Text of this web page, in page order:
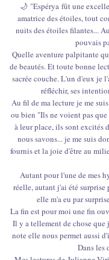
🌙 "Espérya fût une
amatrice des étoiles, tout
nuits des étoiles filantes...
pouvais
Quelle aventure palpitante
de beautés. Et toute bonne
sacrée couche. L'un d'eux je
réfléchir, ses
Au fil de ma lecture je me
ou bien "Ils ne voient pas que
à leur place, ils sont excités
nous savons... je me suis
fournis et la joie d'être au
Autant pour l'une de mes
réelle, autant j'ai été surprise
elle m'a eu par
La fin est pour moi une fin
Il y a tellement de chose
note elle nous permet aussi
Dans les